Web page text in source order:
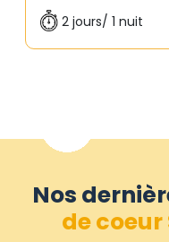
2 jours/ 1 nuit
Nos
de